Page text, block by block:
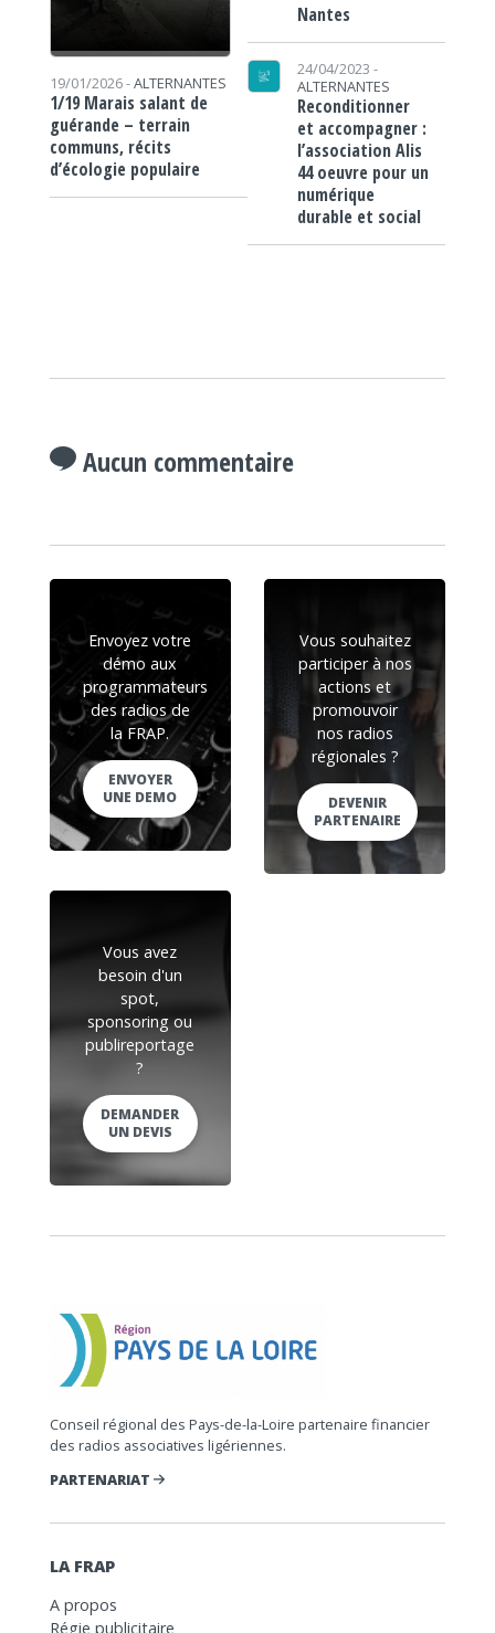
19/01/2026 -ALTERNANTES
1/19 Marais salant de
guérande – terrain
communs, récits
d’écologie populaire
Nantes
24/04/2023 -
ALTERNANTES
Reconditionner
et accompagner :
l’association Alis
44 oeuvre pour un
numérique
durable et social
Aucun commentaire
Envoyez votre
démo aux
programmateurs
des radios de
la FRAP.
ENVOYER
UNE DEMO
Vous souhaitez
participer à nos
actions et
promouvoir
nos radios
régionales ?
DEVENIR
PARTENAIRE
Vous avez
besoin d'un
spot,
sponsoring ou
publireportage
?
DEMANDER
UN DEVIS
Conseil régional des Pays-de-la-Loire partenaire financier
des radios associatives ligériennes.
PARTENARIAT
LA FRAP
A propos
Régie publicitaire